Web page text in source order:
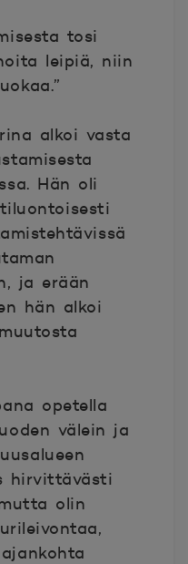
tosi
leipiä, niin
alkoi vasta
Hän oli
ja erään
hän alkoi
opetella
välein ja
hirvittävästi
olin